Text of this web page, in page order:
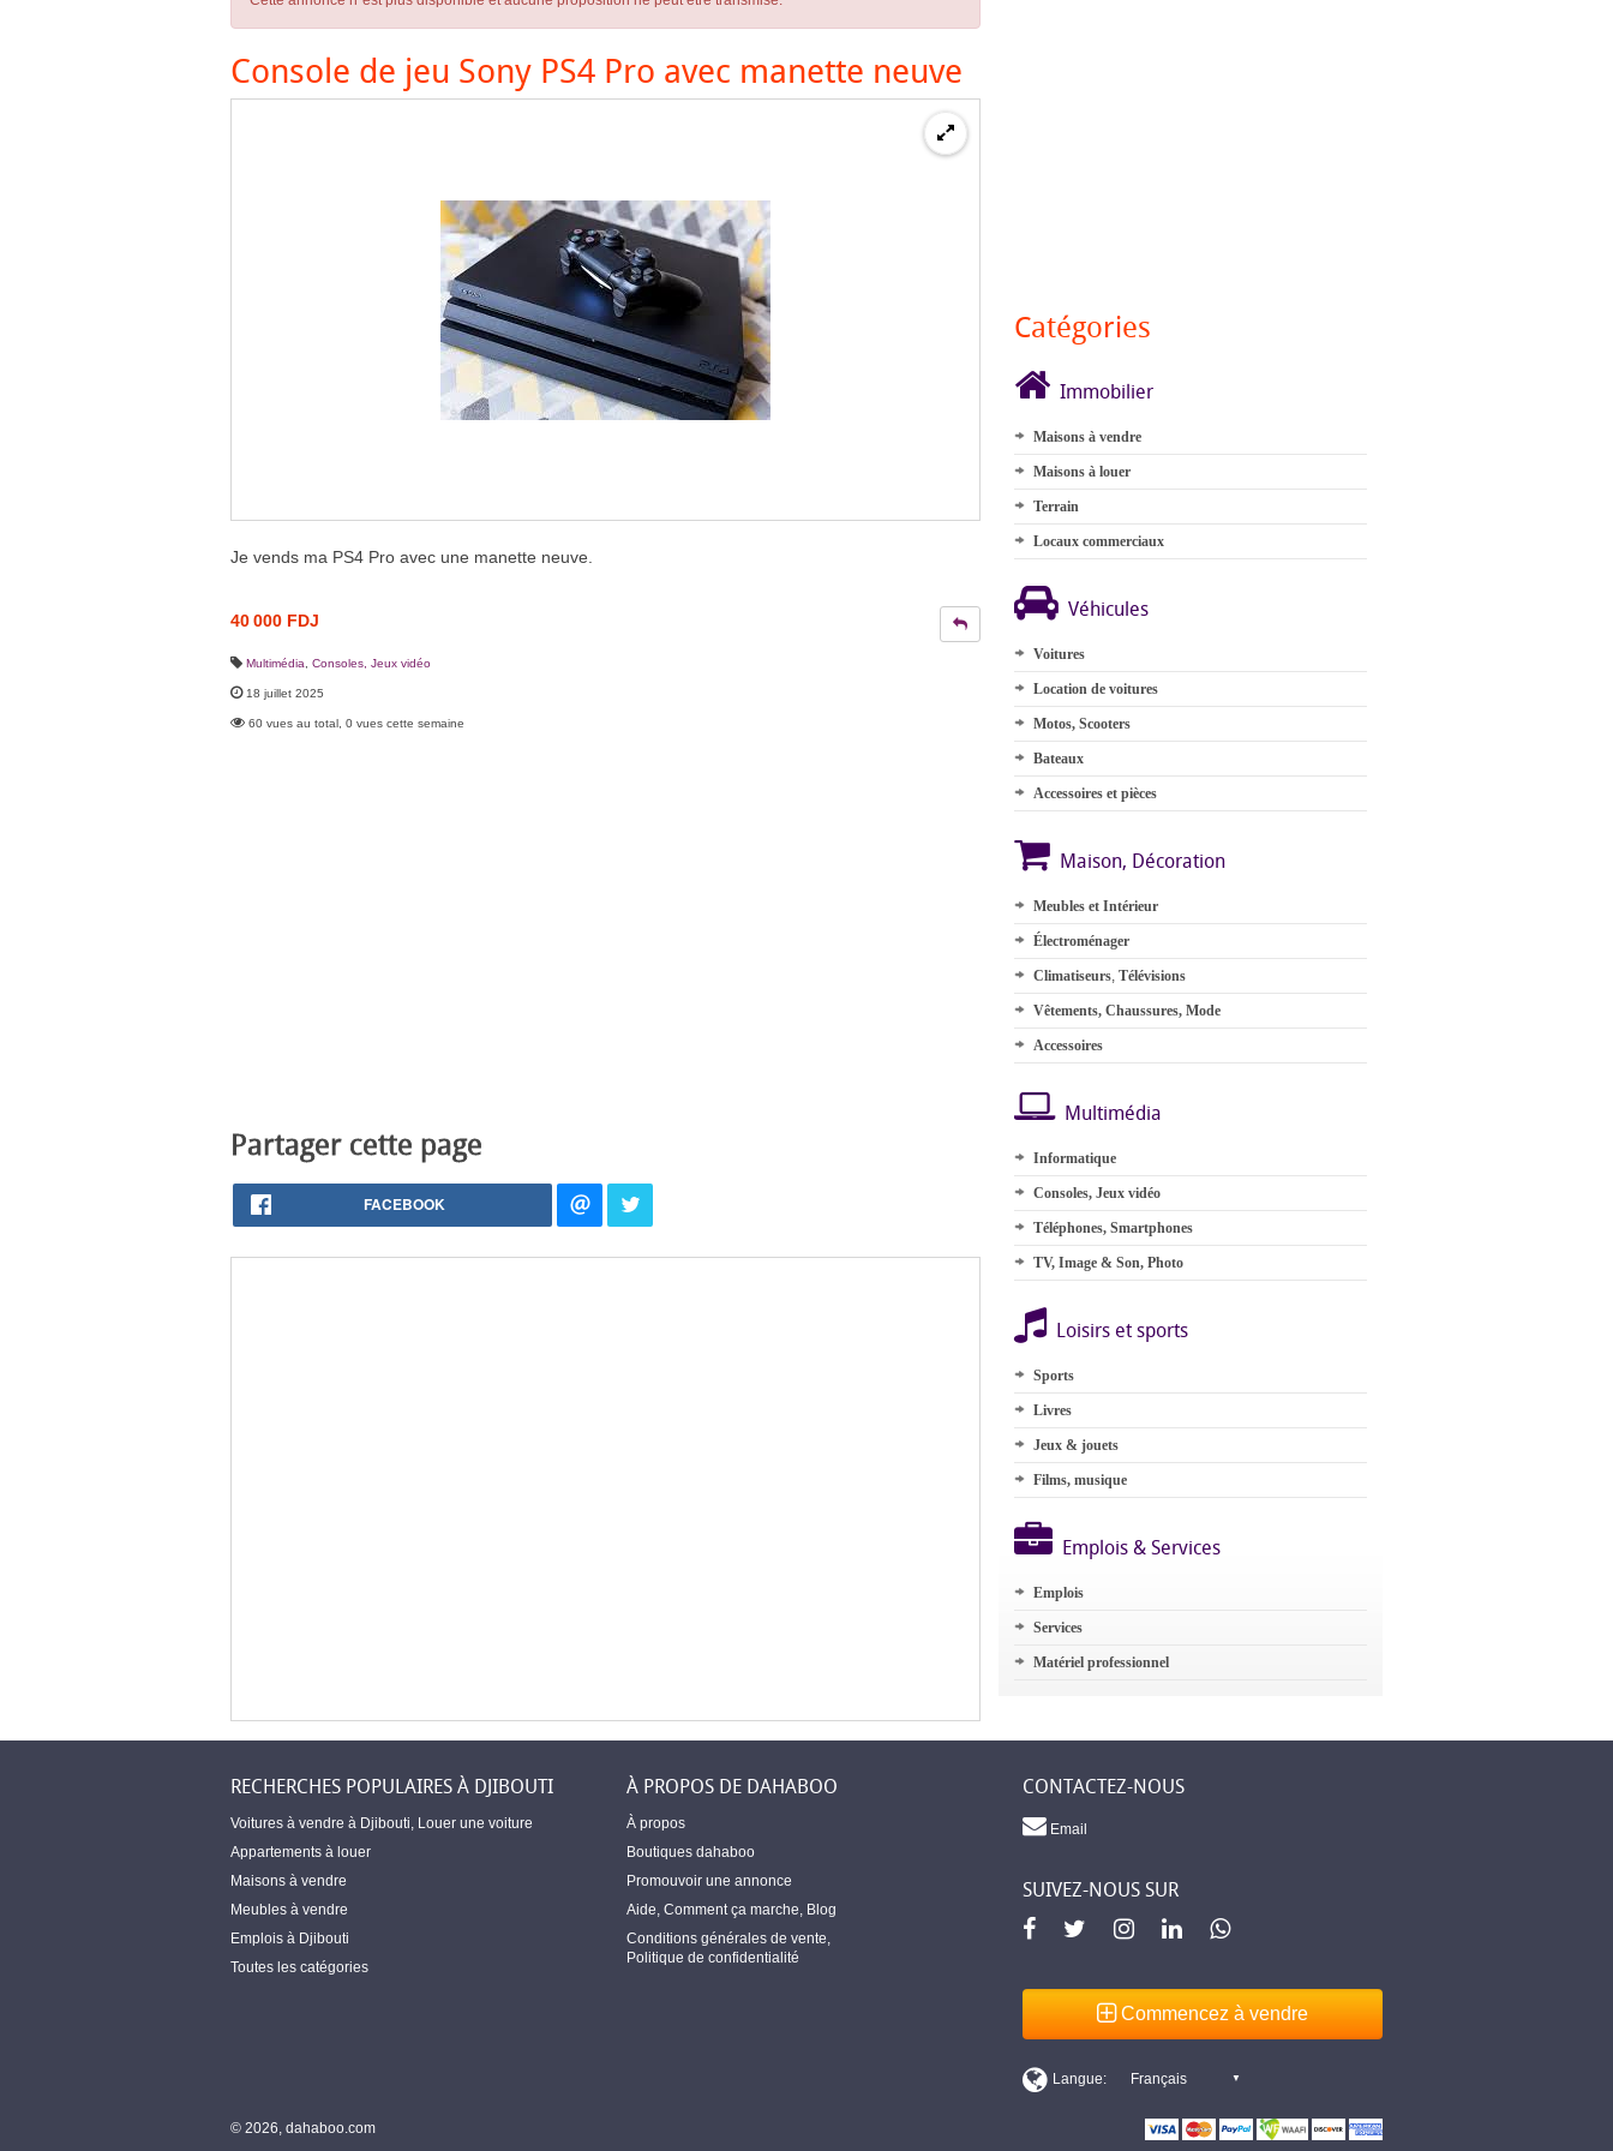
Console de jeu Sony PS4 Pro avec manette neuve
Je vends ma PS4 Pro avec une manette neuve.
40 000 FDJ
Multimédia Consoles, Jeux vidéo
18 juillet 2025
60 vues au total, 0 vues cette semaine
Partager cette page
FACEBOOK
Catégories
Immobilier
Maisons à vendre
Maisons à louer
Terrain
Locaux commerciaux
Véhicules
Voitures
Location de voitures
Motos, Scooters
Bateaux
Accessoires et pièces
Maison, Décoration
Meubles et Intérieur
Électroménager
Climatiseurs, Télévisions
Vêtements, Chaussures, Mode
Accessoires
Multimédia
Informatique
Consoles, Jeux vidéo
Téléphones, Smartphones
TV, Image & Son, Photo
Loisirs et sports
Sports
Livres
Jeux & jouets
Films, musique
Emplois & Services
Emplois
Services
Matériel professionnel
RECHERCHES POPULAIRES À DJIBOUTI
Voitures à vendre à Djibouti Louer une voiture
Appartements à louer
Maisons à vendre
Meubles à vendre
Emplois à Djibouti
Toutes les catégories
À PROPOS DE DAHABOO
À propos
Boutiques dahaboo
Promouvoir une annonce
Aide Comment ça marche Blog
Conditions générales de vente
Politique de confidentialité
CONTACTEZ-NOUS
Email
SUIVEZ-NOUS SUR
Commencez à vendre
© 2026, dahaboo.com